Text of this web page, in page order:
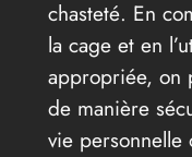
chasteté. En
la cage et en
appropriée, on
de manière
vie personnelle